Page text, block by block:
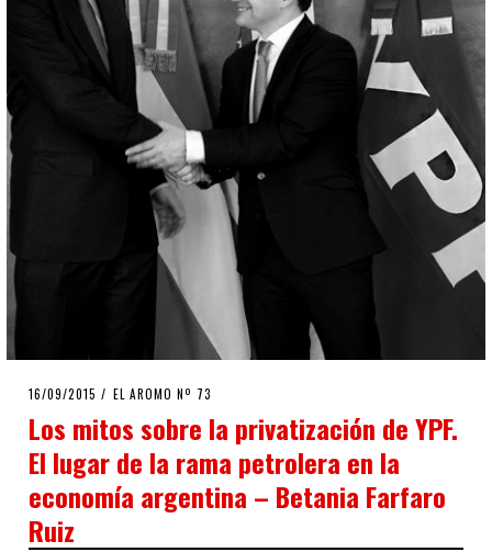
POSTED
16/09/2015 EL AROMO Nº 73
Los mitos sobre la privatización de YPF.
El lugar de la rama petrolera en la
economía argentina – Betania Farfaro
Ruiz